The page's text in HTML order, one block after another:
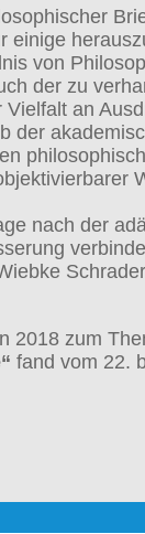
einige
von
der zu
Vielfalt an
der
nach der
2018 zum
fand vom 22.